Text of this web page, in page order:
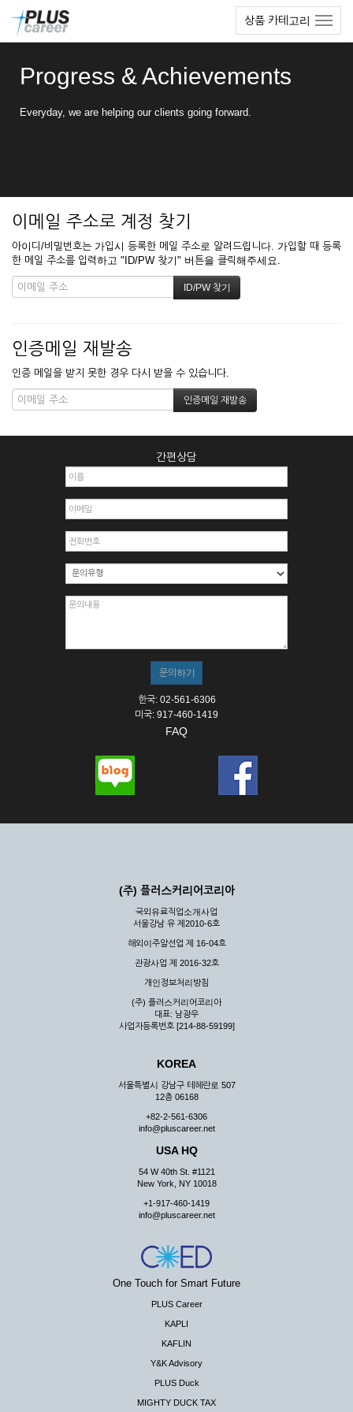
상품 카테고리
Progress & Achievements
Everyday, we are helping our clients going forward.
이메일 주소로 계정 찾기
아이디/비밀번호는 가입시 등록한 메일 주소로 알려드립니다. 가입할 때 등록
한 메일 주소를 입력하고 "ID/PW 찾기" 버튼을 클릭해주세요.
인증메일 재발송
인증 메일을 받지 못한 경우 다시 받을 수 있습니다.
간편상담
한국: 02-561-6306
미국: 917-460-1419
FAQ
(주) 플러스커리어코리아
국외유료직업소개사업
서울강남 유 제2010-6호
해외이주알선업 제 16-04호
관광사업 제 2016-32호
개인정보처리방침
(주) 플러스커리어코리아
대표: 남광우
사업자등록번호 [214-88-59199]
KOREA
서울특별시 강남구 테헤란로 507
12층 06168
+82-2-561-6306
info@pluscareer.net
USA HQ
54 W 40th St. #1121
New York, NY 10018
+1-917-460-1419
info@pluscareer.net
One Touch for Smart Future
PLUS Career
KAPLI
KAFLIN
Y&K Advisory
PLUS Duck
MIGHTY DUCK TAX